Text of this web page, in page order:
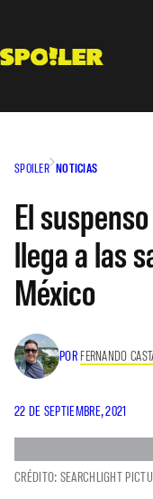
contenido
SPOILER NOTICIAS
El
llega a las
México
POR FERNANDO
22 DE SEPTIEMBRE, 2021
CRÉDITO: SEARCHLIGHT